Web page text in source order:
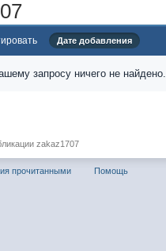
Дате добавления
запросу ничего не найдено.
zakaz1707
прочитанными Помощь